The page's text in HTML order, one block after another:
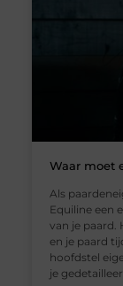
Waar moet
Als
Equiline een
van je paard.
en je paard
hoofdstel
je